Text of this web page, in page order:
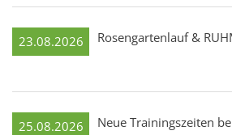
23.08.2026 Rosengartenlauf &
25.08.2026
Neue Trainingszeiten